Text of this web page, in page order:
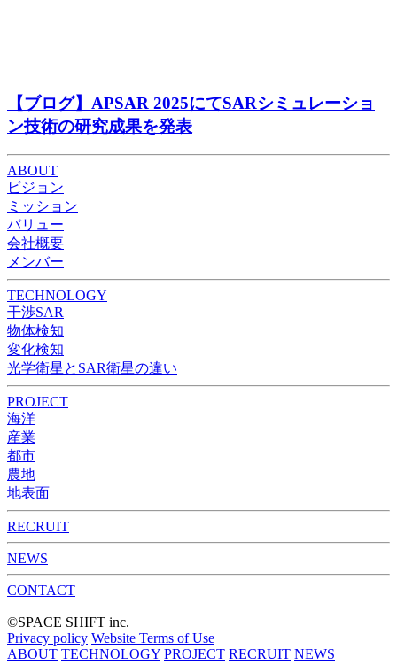
【ブログ】APSAR 2025にてSARシミュレーショ
ン技術の研究成果を発表
ABOUT
ビジョン
ミッション
バリュー
会社概要
メンバー
TECHNOLOGY
干渉SAR
物体検知​​
変化検知​
光学衛星とSAR衛星の違い
PROJECT
海洋
産業
都市​
農地
地表面
RECRUIT
NEWS
CONTACT
©︎SPACE SHIFT inc.
Privacy policy Website Terms of Use
ABOUT TECHNOLOGY PROJECT RECRUIT NEWS